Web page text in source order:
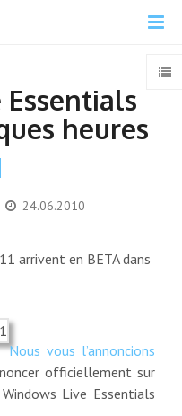
heures
24.06.2010
arrivent en BETA dans
Nous vous l’annoncions
officiellement sur
Live Essentials